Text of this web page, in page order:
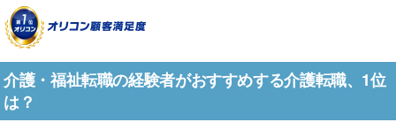
介護・福祉転職の経験者がおすすめする介護転職、1位
は？